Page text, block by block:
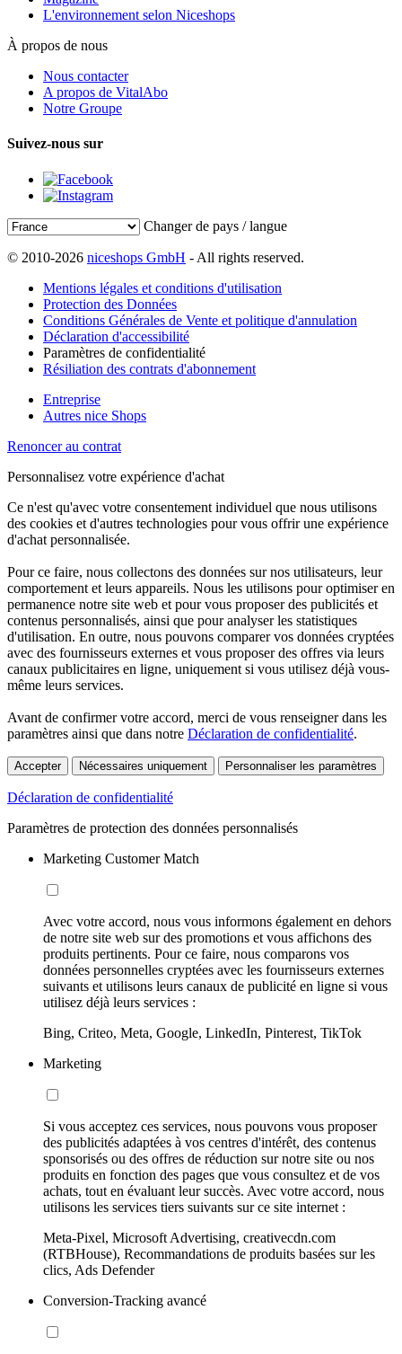
L'environnement selon Niceshops
À propos de nous
Nous contacter
A propos de VitalAbo
Notre Groupe
Suivez-nous sur
Changer de pays / langue
© 2010-2026 niceshops GmbH - All rights reserved.
Mentions légales et conditions d'utilisation
Protection des Données
Conditions Générales de Vente et politique d'annulation
Déclaration d'accessibilité
Paramètres de confidentialité
Résiliation des contrats d'abonnement
Entreprise
Autres nice Shops
Renoncer au contrat
Personnalisez votre expérience d'achat
Ce n'est qu'avec votre consentement individuel que nous utilisons
des cookies et d'autres technologies pour vous offrir une expérience
d'achat personnalisée.
Pour ce faire, nous collectons des données sur nos utilisateurs, leur
comportement et leurs appareils. Nous les utilisons pour optimiser en
permanence notre site web et pour vous proposer des publicités et
contenus personnalisés, ainsi que pour analyser les statistiques
d'utilisation. En outre, nous pouvons comparer vos données cryptées
avec des fournisseurs externes et vous proposer des offres via leurs
canaux publicitaires en ligne, uniquement si vous utilisez déjà vous-
même leurs services.
Avant de confirmer votre accord, merci de vous renseigner dans les
paramètres ainsi que dans notre Déclaration de confidentialité.
Accepter Nécessaires uniquement Personnaliser les paramètres
Déclaration de confidentialité
Paramètres de protection des données personnalisés
Marketing Customer Match
Avec votre accord, nous vous informons également en dehors
de notre site web sur des promotions et vous affichons des
produits pertinents. Pour ce faire, nous comparons vos
données personnelles cryptées avec les fournisseurs externes
suivants et utilisons leurs canaux de publicité en ligne si vous
utilisez déjà leurs services :
Bing, Criteo, Meta, Google, LinkedIn, Pinterest, TikTok
Marketing
Si vous acceptez ces services, nous pouvons vous proposer
des publicités adaptées à vos centres d'intérêt, des contenus
sponsorisés ou des offres de réduction sur notre site ou nos
produits en fonction des pages que vous consultez et de vos
achats, tout en évaluant leur succès. Avec votre accord, nous
utilisons les services tiers suivants sur ce site internet :
Meta-Pixel, Microsoft Advertising, creativecdn.com
(RTBHouse), Recommandations de produits basées sur les
clics, Ads Defender
Conversion-Tracking avancé